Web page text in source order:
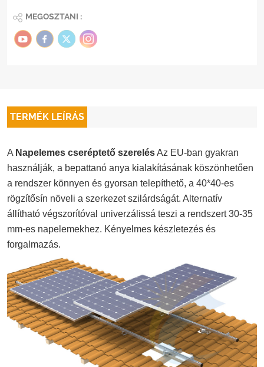
MEGOSZTANI :
TERMÉK LEÍRÁS
A Napelemes cseréptető szerelésAz EU-ban gyakran
használják, a bepattanó anya kialakításának köszönhetően
a rendszer könnyen és gyorsan telepíthető, a 40*40-es
rögzítősín növeli a szerkezet szilárdságát. Alternatív
állítható végszorítóval univerzálissá teszi a rendszert 30-35
mm-es napelemekhez. Kényelmes készletezés és
forgalmazás.